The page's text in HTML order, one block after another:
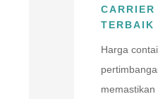
CARRIER
TERBAIK
Harga